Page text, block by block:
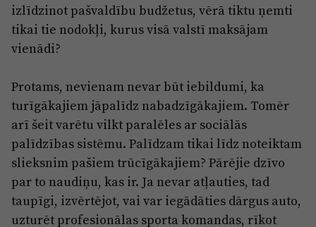
izlīdzinot pašvaldību budžetus, vērā tiktu ņemti
tikai tie nodokļi, kurus visā valstī maksājam
vienādi?
Protams, nevienam nevar būt iebildumi, ka
turīgākajiem jāpalīdz nabadzīgākajiem. Tomēr
arī šeit varētu vilkt paralēles ar sociālās
palīdzības sistēmu. Palīdzam tikai līdz noteiktam
slieksnim pašiem trūcīgākajiem? Pārējie dzīvo
par to naudiņu, kas ir. Ja nevar atļauties, tad
taupīgi, izvērtējot, vai var iegādāties dārgus auto,
uzturēt profesionālas sporta komandas, rīkot